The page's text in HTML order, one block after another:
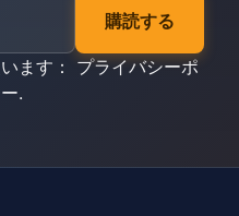
購読する
ます： プライバシーポ
.